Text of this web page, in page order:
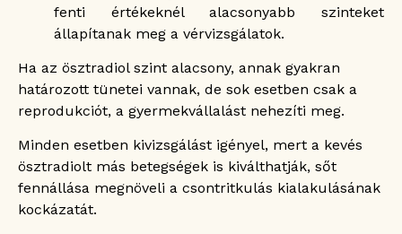
fenti értékeknél alacsonyabb szinteket
állapítanak meg a vérvizsgálatok.
Ha az ösztradiol szint alacsony, annak gyakran
határozott tünetei vannak, de sok esetben csak a
reprodukciót, a gyermekvállalást nehezíti meg.
Minden esetben kivizsgálást igényel, mert a kevés
ösztradiolt más betegségek is kiválthatják, sőt
fennállása megnöveli a csontritkulás kialakulásának
kockázatát.